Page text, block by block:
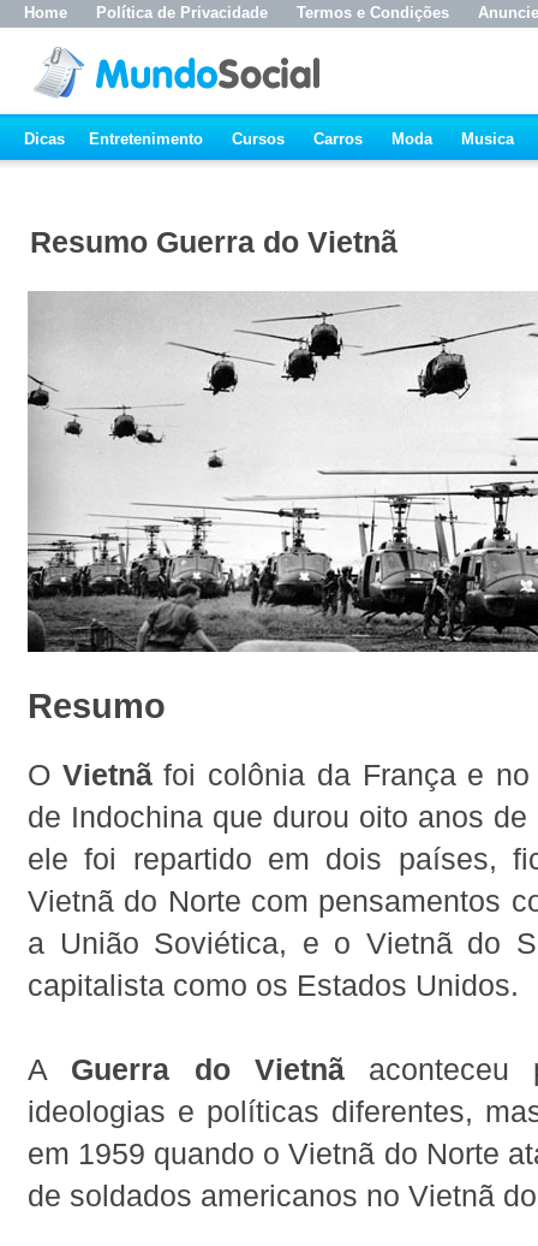
Home Política de Privacidade Termos e Condições Anuncie
Dicas Entretenimento Cursos Carros Moda Musica
Resumo Guerra do Vietnã
Resumo
O Vietnãfoi colônia da França e no
de Indochina que durou oito anos
ele foi repartido em dois países,
Vietnã do Norte com pensamentos
a União Soviética, e o Vietnã do
capitalista como os Estados Unidos.
A Guerra do Vietnãaconteceu
ideologias e políticas diferentes,
em 1959 quando o Vietnã do Norte
de soldados americanos no Vietnã